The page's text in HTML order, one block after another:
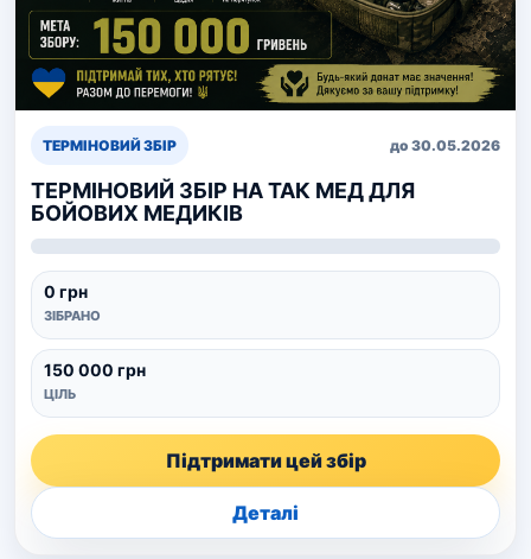
ТЕРМІНОВИЙ ЗБІР до 30.05.2026
ТЕРМІНОВИЙ ЗБІР НА ТАК МЕД ДЛЯ
БОЙОВИХ МЕДИКІВ
0 грн
ЗІБРАНО
150 000 грн
ЦІЛЬ
Підтримати цей збір
Деталі